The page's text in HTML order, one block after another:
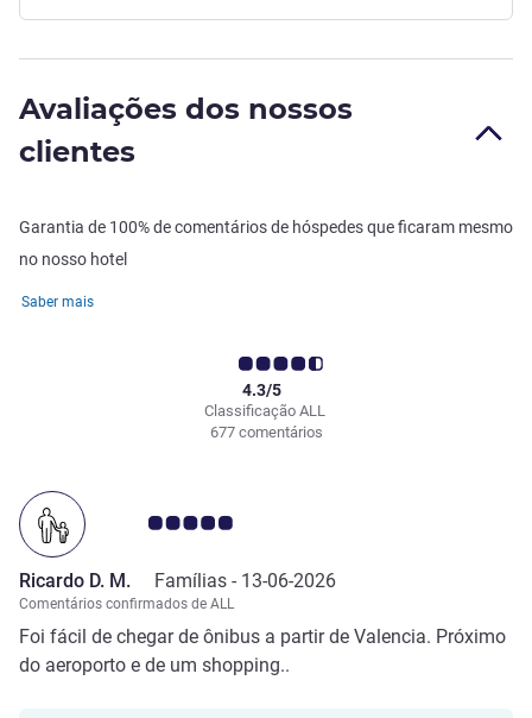
Avaliações dos nossos
clientes
Garantia de 100% de comentários de hóspedes que ficaram mesmo
no nosso hotel
Saber mais
Classificação ALL
4.3/5
677 comentários
Nota clientes Avis 5.0/5
Ricardo D. M. Famílias - 13-06-2026
Comentários confirmados de ALL
Foi fácil de chegar de ônibus a partir de Valencia. Próximo
do aeroporto e de um shopping..